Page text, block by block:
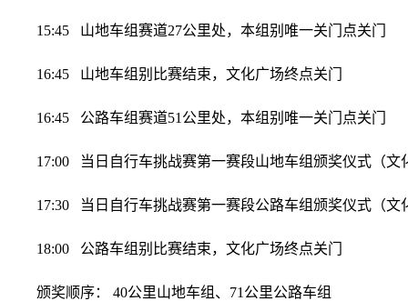
15:45 山地车组赛道27公里处，本组别唯一关门点关门
16:45 山地车组别比赛结束，文化广场终点关门
16:45 公路车组赛道51公里处，本组别唯一关门点关门
17:00 当日自行车挑战赛第一赛段山地车组颁奖仪式（文
17:30 当日自行车挑战赛第一赛段公路车组颁奖仪式（文
18:00 公路车组别比赛结束，文化广场终点关门
颁奖顺序： 40公里山地车组、71公里公路车组